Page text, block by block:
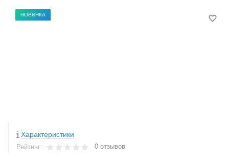
НОВИНКА
Характеристики
Рейтинг: 0 отзывов